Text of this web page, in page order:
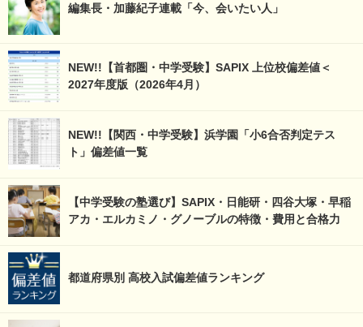
編集長・加藤紀子連載「今、会いたい人」
NEW!!【首都圏・中学受験】SAPIX 上位校偏差値＜
2027年度版（2026年4月）
NEW!!【関西・中学受験】浜学園「小6合否判定テス
ト」偏差値一覧
【中学受験の塾選び】SAPIX・日能研・四谷大塚・早稲
アカ・エルカミノ・グノーブルの特徴・費用と合格力
都道府県別 高校入試偏差値ランキング